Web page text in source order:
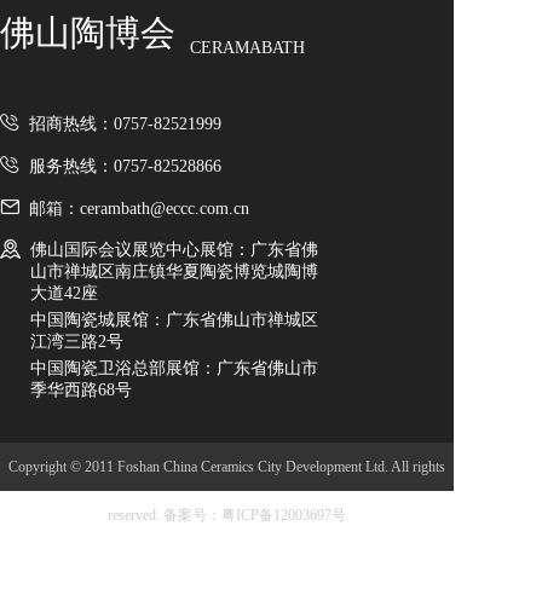
佛山陶博会 CERAMABATH
招商热线：0757-82521999
服务热线：0757-82528866
邮箱：cerambath@eccc.com.cn
佛山国际会议展览中心展馆：广东省佛
山市禅城区南庄镇华夏陶瓷博览城陶博
大道42座
中国陶瓷城展馆：广东省佛山市禅城区
江湾三路2号
中国陶瓷卫浴总部展馆：广东省佛山市
季华西路68号
Copyright © 2011 Foshan China Ceramics City Development Ltd. All rights
reserved. 备案号：粤ICP备12003697号